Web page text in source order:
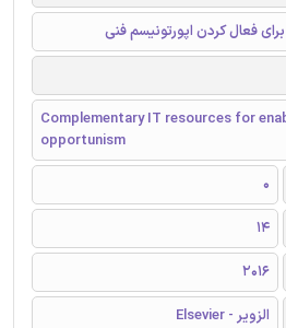
فعال کردن اپورتونیسم فنی
Complementary IT resources for
opportunism
0
14
2016
الزویر - Elsevier